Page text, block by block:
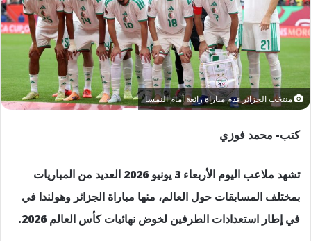
منتخب الجزائر قدم مباراة رائعة أمام النمسا
كتب- محمد فوزي
تشهد ملاعب اليوم الأربعاء 3 يونيو 2026 العديد من المباريات
بمختلف المسابقات حول العالم، منها مباراة الجزائر وهولندا في
في إطار استعدادات الطرفين لخوض نهائيات كأس العالم 2026.